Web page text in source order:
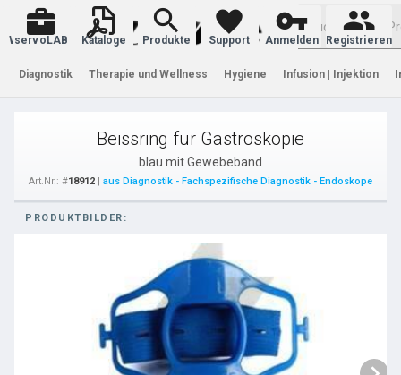
Warenkorb
servoLAB Kataloge Produkte Support Anmelden Registrieren
Diagnostik Therapie und Wellness Hygiene Infusion | Injektion
Beissring für Gastroskopie
blau mit Gewebeband
Art.Nr.: #18912 | aus Diagnostik - Fachspezifische Diagnostik - Endoskope
PRODUKTBILDER: